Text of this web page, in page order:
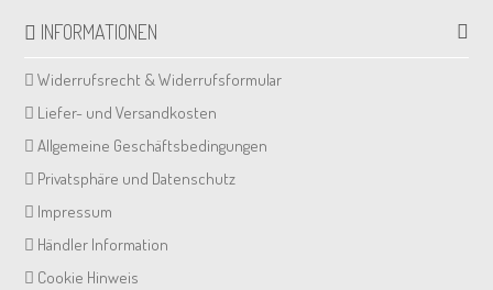
INFORMATIONEN
Widerrufsrecht & Widerrufsformular
Liefer- und Versandkosten
Allgemeine Geschäftsbedingungen
Privatsphäre und Datenschutz
Impressum
Händler Information
Cookie Hinweis